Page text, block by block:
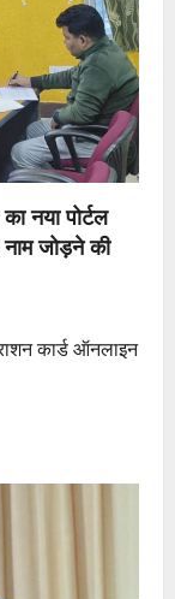
नया पोर्टल
जोड़ने की
कार्ड ऑनलाइन